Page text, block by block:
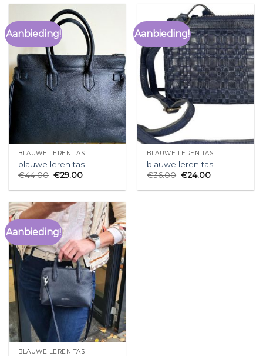
Aanbieding!
BLAUWE LEREN TAS
blauwe leren tas
€44.00 €29.00
Aanbieding!
BLAUWE LEREN TAS
blauwe leren tas
€36.00 €24.00
Aanbieding!
BLAUWE LEREN TAS